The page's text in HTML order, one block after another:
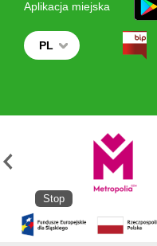
Aplikacja miejska
PL
Stop